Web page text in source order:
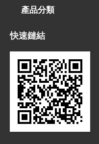
產品分類
快速鏈結